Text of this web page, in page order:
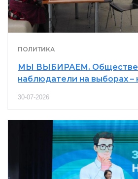
ПОЛИТИКА
МЫ ВЫБИРАЕМ.
наблюдатели на выборах –
30-07-2026